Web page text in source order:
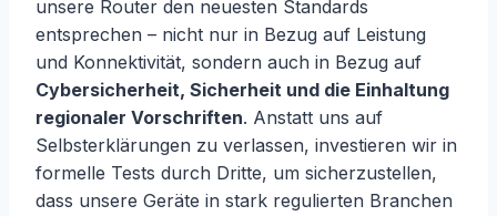
unsere Router den neuesten Standards
entsprechen – nicht nur in Bezug auf Leistung
und Konnektivität, sondern auch in Bezug auf
Cybersicherheit, Sicherheit und die Einhaltung
regionaler Vorschriften. Anstatt uns auf
Selbsterklärungen zu verlassen, investieren wir in
formelle Tests durch Dritte, um sicherzustellen,
dass unsere Geräte in stark regulierten Branchen